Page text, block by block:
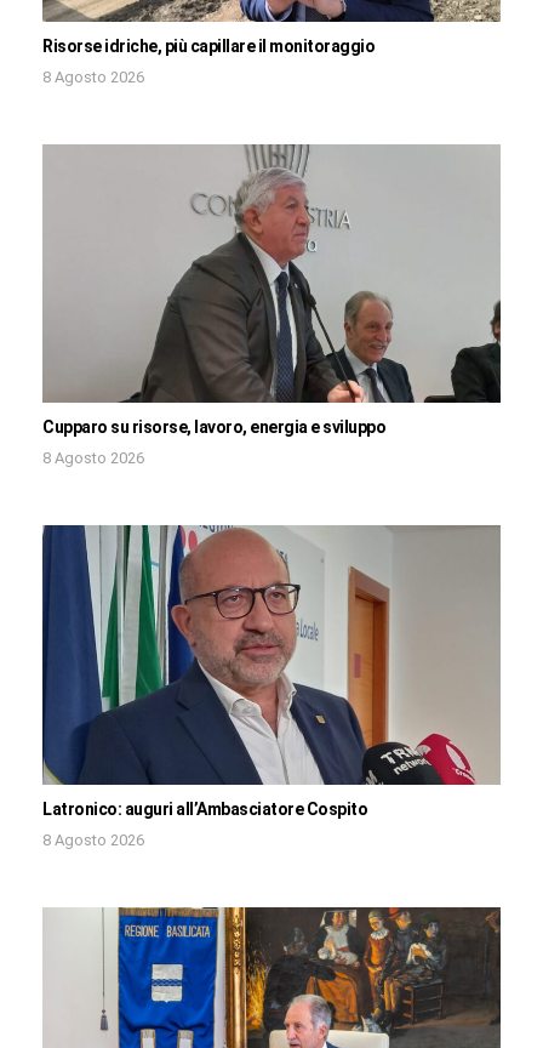
Risorse idriche, più capillare il monitoraggio
8 Agosto 2026
Cupparo su risorse, lavoro, energia e sviluppo
8 Agosto 2026
Latronico: auguri all’Ambasciatore Cospito
8 Agosto 2026